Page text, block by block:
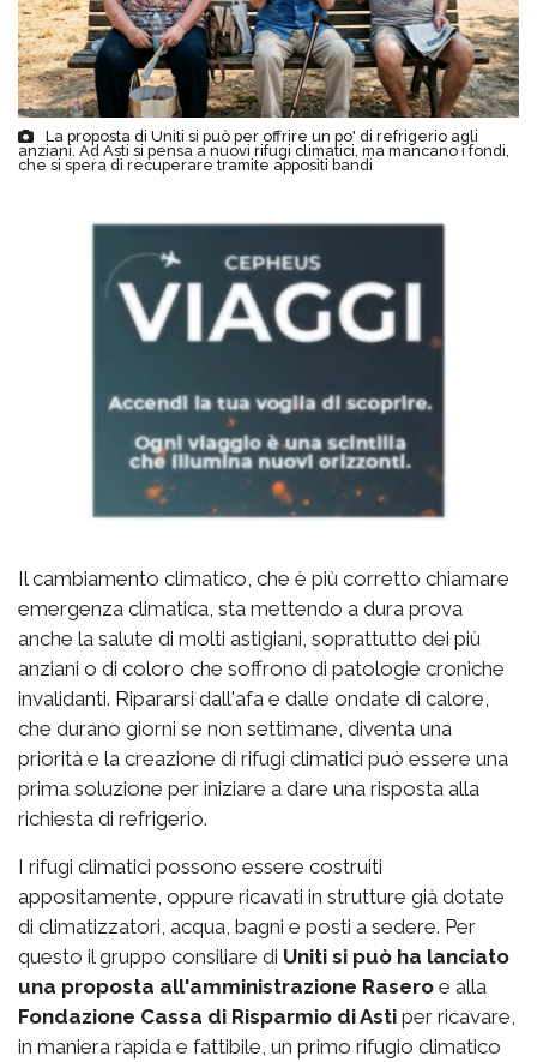
La proposta di Uniti si può per offrire un po' di refrigerio agli
anziani. Ad Asti si pensa a nuovi rifugi climatici, ma mancano i fondi,
che si spera di recuperare tramite appositi bandi
Il cambiamento climatico, che è più corretto chiamare
emergenza climatica, sta mettendo a dura prova
anche la salute di molti astigiani, soprattutto dei più
anziani o di coloro che soffrono di patologie croniche
invalidanti. Ripararsi dall'afa e dalle ondate di calore,
che durano giorni se non settimane, diventa una
priorità e la creazione di rifugi climatici può essere una
prima soluzione per iniziare a dare una risposta alla
richiesta di refrigerio.
I rifugi climatici possono essere costruiti
appositamente, oppure ricavati in strutture già dotate
di climatizzatori, acqua, bagni e posti a sedere. Per
questo il gruppo consiliare di Uniti si può ha lanciato
una proposta all'amministrazione Rasero e alla
Fondazione Cassa di Risparmio di Asti per ricavare,
in maniera rapida e fattibile, un primo rifugio climatico